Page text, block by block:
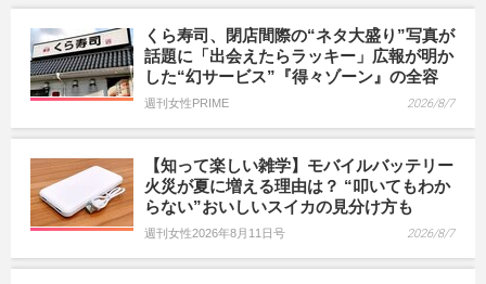
くら寿司、閉店間際の“ネタ大盛り”写真が
話題に「出会えたらラッキー」広報が明か
した“幻サービス”『得々ゾーン』の全容
週刊女性PRIME 2026/8/7
【知って楽しい雑学】モバイルバッテリー
火災が夏に増える理由は？ “叩いてもわか
らない”おいしいスイカの見分け方も
週刊女性2026年8月11日号 2026/8/7